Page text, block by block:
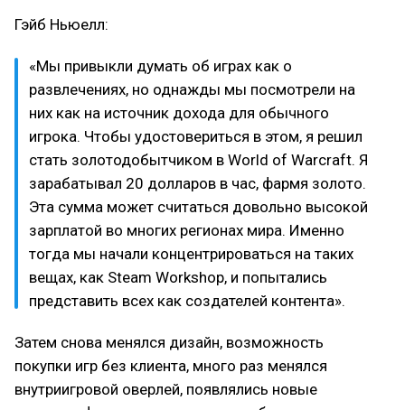
Гэйб Ньюелл:
«Мы привыкли думать об играх как о
развлечениях, но однажды мы посмотрели на
них как на источник дохода для обычного
игрока. Чтобы удостовериться в этом, я решил
стать золотодобытчиком в World of Warcraft. Я
зарабатывал 20 долларов в час, фармя золото.
Эта сумма может считаться довольно высокой
зарплатой во многих регионах мира. Именно
тогда мы начали концентрироваться на таких
вещах, как Steam Workshop, и попытались
представить всех как создателей контента».
Затем снова менялся дизайн, возможность
покупки игр без клиента, много раз менялся
внутриигровой оверлей, появлялись новые